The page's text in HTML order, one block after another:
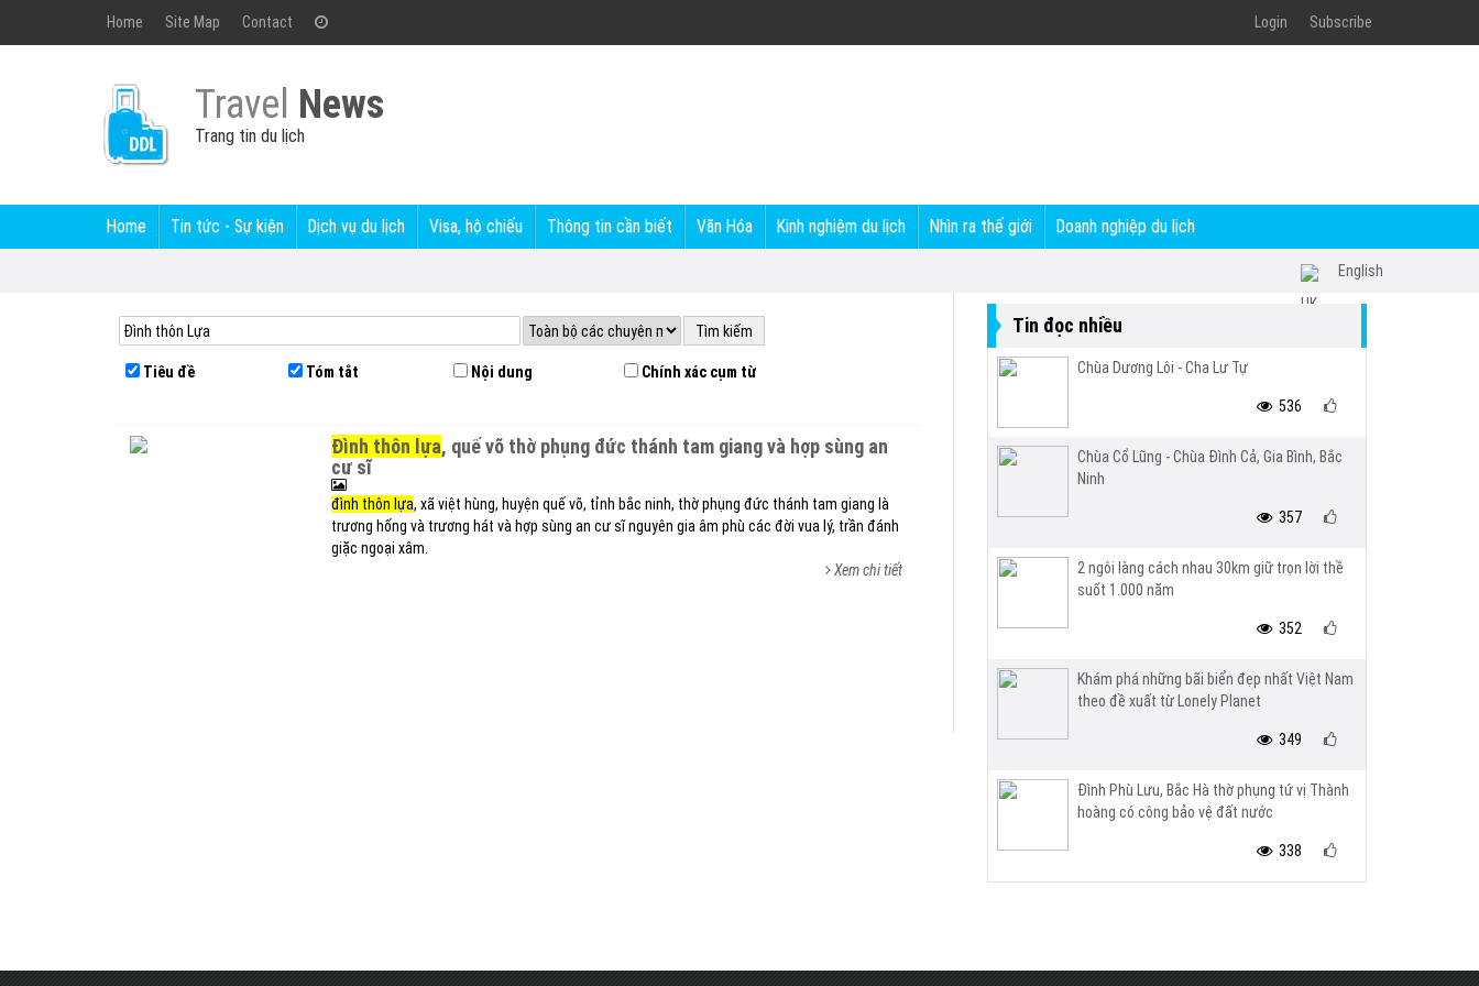
Home Site Map Contact Login Subscribe
Travel News
Trang tin du lịch
Home Tin tức - Sự kiện Dịch vụ du lịch Visa, hộ chiếu Thông tin cần biết Văn Hóa Kinh nghiệm du lịch Nhìn ra thế giới Doanh nghiệp du lịch
English
Tiêu đề Tóm tắt Nội dung Chính xác cụm từ
đình thôn lựa, quế võ thờ phụng đức thánh tam giang và hợp sùng an
cư sĩ
đình thôn lựa, xã việt hùng, huyện quế võ, tỉnh bắc ninh, thờ phụng đức thánh tam giang là
trương hống và trương hát và hợp sùng an cư sĩ nguyên gia âm phù các đời vua lý, trần đánh
giặc ngoại xâm.
Xem chi tiết
Tin đọc nhiều
Chùa Dương Lôi - Cha Lư Tự
536
Chùa Cổ Lũng - Chùa Đình Cả, Gia Bình, Bắc
Ninh
357
2 ngôi làng cách nhau 30km giữ trọn lời thề
suốt 1.000 năm
352
Khám phá những bãi biển đẹp nhất Việt Nam
theo đề xuất từ Lonely Planet
349
Đình Phù Lưu, Bắc Hà thờ phụng tứ vị Thành
hoàng có công bảo vệ đất nước
338